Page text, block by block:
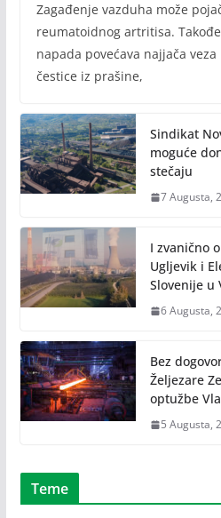
Zagađenje vazduha može
reumatoidnog artritisa.
napada povećava najjača
čestice iz prašine,
Sindikat
moguće
stečaju
7 Augusta,
I zvanično
Ugljevik i
Slovenije u
6 Augusta,
Bez
Željezare
optužbe
5 Augusta,
Teme